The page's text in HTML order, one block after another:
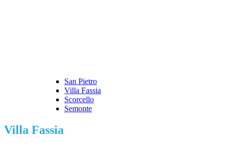
San Pietro
Villa Fassia
Scorcello
Semonte
Villa Fassia